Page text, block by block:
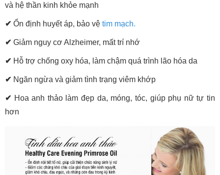
và hệ thần kinh khỏe mạnh
✔ Ổn định huyết áp, bảo vệ tim mạch.
✔ Giảm nguy cơ Alzheimer, mất trí nhớ
✔ Hỗ trợ chống oxy hóa, làm chậm quá trình lão hóa da
✔ Ngăn ngừa và giảm tình trạng viêm khớp
✔ Hoa anh thảo làm đẹp da, móng, tóc, giúp phụ nữ tự tin
hơn